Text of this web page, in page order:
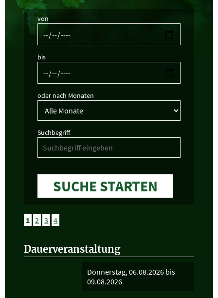
von
bis
oder nach Monaten
Suchbegriff
SUCHE STARTEN
1 2 3 4
Dauerveranstaltung
Donnerstag, 06.08.2026 bis
09.08.2026